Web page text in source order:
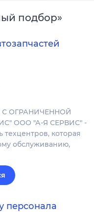
подбор»
С ОГРАНИЧЕННОЙ
ООО "А‐Я СЕРВИС" -
которая
обслуживанию,
персонала